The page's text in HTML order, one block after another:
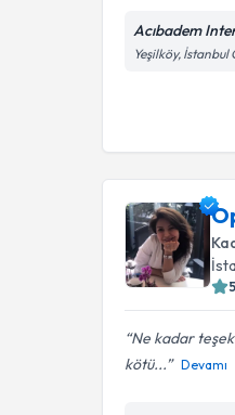
Acıbadem
Yeşilköy, İstanbul
5
Ne kadar
kötü...
Devamı